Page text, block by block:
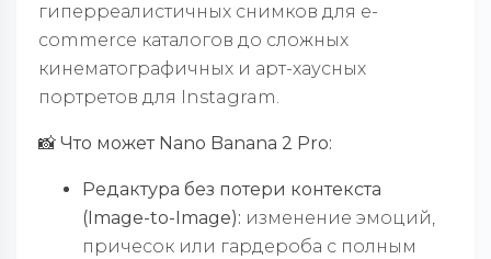
гиперреалистичных снимков для e-
commerce каталогов до сложных
кинематографичных и арт-хаусных
портретов для Instagram.
📸 Что может Nano Banana 2 Pro:
Редактура без потери контекста
(Image-to-Image): изменение эмоций,
причесок или гардероба с полным